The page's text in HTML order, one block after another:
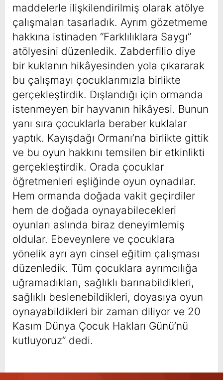
maddelerle ilişkilendirilmiş olarak atölye
çalışmaları tasarladık. Ayrım gözetmeme
hakkına istinaden “Farklılıklara Saygı”
atölyesini düzenledik. Zabderfilio diye
bir kuklanın hikâyesinden yola çıkararak
bu çalışmayı çocuklarımızla birlikte
gerçekleştirdik. Dışlandığı için ormanda
istenmeyen bir hayvanın hikâyesi. Bunun
yanı sıra çocuklarla beraber kuklalar
yaptık. Kayışdağı Ormanı’na birlikte gittik
ve bu oyun hakkını temsilen bir etkinlikti
gerçekleştirdik. Orada çocuklar
öğretmenleri eşliğinde oyun oynadılar.
Hem ormanda doğada vakit geçirdiler
hem de doğada oynayabilecekleri
oyunları aslında biraz deneyimlemiş
oldular. Ebeveynlere ve çocuklara
yönelik ayrı ayrı cinsel eğitim çalışması
düzenledik. Tüm çocuklara ayrımcılığa
uğramadıkları, sağlıklı barınabildikleri,
sağlıklı beslenebildikleri, doyasıya oyun
oynayabildikleri bir zaman diliyor ve 20
Kasım Dünya Çocuk Hakları Günü’nü
kutluyoruz” dedi.